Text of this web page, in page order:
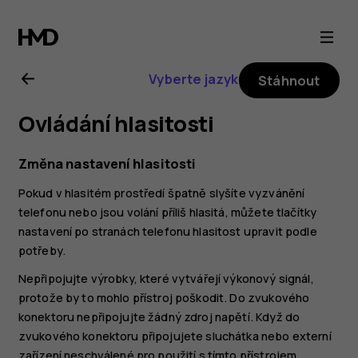
Uživatelská
příručka
k telefonu
Nokia 6
Vyberte jazyk Stáhnout
Ovládání hlasitosti
Změna nastavení hlasitosti
Pokud v hlasitém prostředí špatně slyšíte vyzvánění
telefonu nebo jsou volání příliš hlasitá, můžete tlačítky
nastavení po stranách telefonu hlasitost upravit podle
potřeby.
Nepřipojujte výrobky, které vytvářejí výkonový signál,
protože by to mohlo přístroj poškodit. Do zvukového
konektoru nepřipojujte žádný zdroj napětí. Když do
zvukového konektoru připojujete sluchátka nebo externí